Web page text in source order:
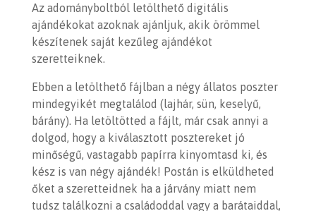
Az adományboltból letölthető digitális
ajándékokat azoknak ajánljuk, akik örömmel
készítenek saját kezűleg ajándékot
szeretteiknek.
Ebben a letölthető fájlban a négy állatos poszter
mindegyikét megtalálod (lajhár, sün, keselyű,
bárány). Ha letöltötted a fájlt, már csak annyi a
dolgod, hogy a kiválasztott posztereket jó
minőségű, vastagabb papírra kinyomtasd ki, és
kész is van négy ajándék! Postán is elküldheted
őket a szeretteidnek ha a járvány miatt nem
tudsz találkozni a családoddal vagy a barátaiddal,